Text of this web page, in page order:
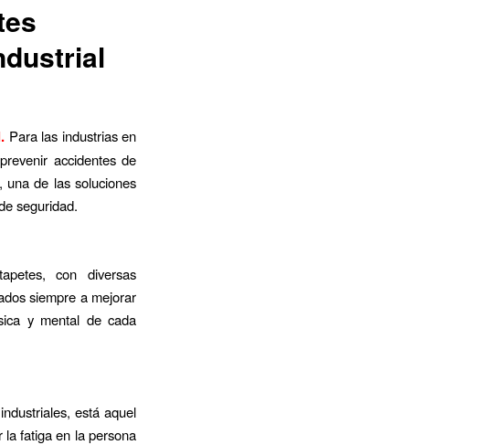
Para las industrias en
accidentes de
una de las soluciones
seguridad.
con diversas
siempre a mejorar
y mental de cada
está aquel
la fatiga en la persona